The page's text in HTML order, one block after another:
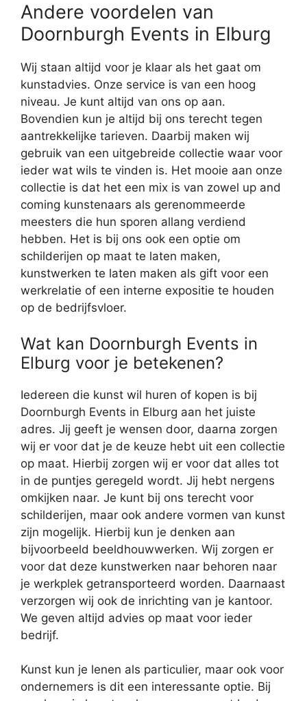
Andere voordelen van
Doornburgh Events in Elburg
Wij staan altijd voor je klaar als het gaat om
kunstadvies. Onze service is van een hoog
niveau. Je kunt altijd van ons op aan.
Bovendien kun je altijd bij ons terecht tegen
aantrekkelijke tarieven. Daarbij maken wij
gebruik van een uitgebreide collectie waar voor
ieder wat wils te vinden is. Het mooie aan onze
collectie is dat het een mix is van zowel up and
coming kunstenaars als gerenommeerde
meesters die hun sporen allang verdiend
hebben. Het is bij ons ook een optie om
schilderijen op maat te laten maken,
kunstwerken te laten maken als gift voor een
werkrelatie of een interne expositie te houden
op de bedrijfsvloer.
Wat kan Doornburgh Events in
Elburg voor je betekenen?
Iedereen die kunst wil huren of kopen is bij
Doornburgh Events in Elburg aan het juiste
adres. Jij geeft je wensen door, daarna zorgen
wij er voor dat je de keuze hebt uit een collectie
op maat. Hierbij zorgen wij er voor dat alles tot
in de puntjes geregeld wordt. Jij hebt nergens
omkijken naar. Je kunt bij ons terecht voor
schilderijen, maar ook andere vormen van kunst
zijn mogelijk. Hierbij kun je denken aan
bijvoorbeeld beeldhouwwerken. Wij zorgen er
voor dat deze kunstwerken naar behoren naar
je werkplek getransporteerd worden. Daarnaast
verzorgen wij ook de inrichting van je kantoor.
We geven altijd advies op maat voor ieder
bedrijf.
Kunst kun je lenen als particulier, maar ook voor
ondernemers is dit een interessante optie. Bij